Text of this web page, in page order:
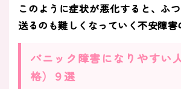
このように症状が悪化すると、ふ
送るのも難しくなっていく不安障害
パニック障害になりやすい
格）９選